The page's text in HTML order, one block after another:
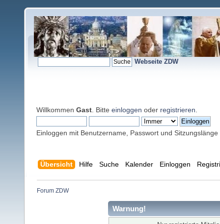
Webseite ZDW
Willkommen Gast . Bitte einloggen oder registrieren
Einloggen mit Benutzername, Passwort und Sitzungslänge
Übersicht Hilfe Suche Kalender Einloggen
Forum ZDW
Warnung!